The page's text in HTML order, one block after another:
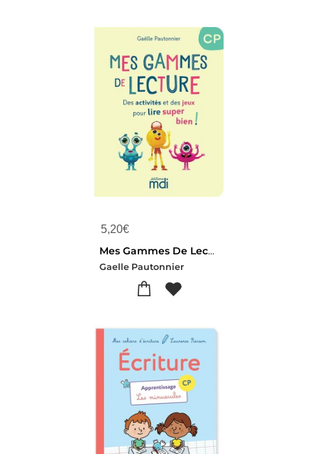
5,20€
Mes Gammes De Lecture : Des Activites Et Des Jeux Pour Lire Super Bien ! : Cp (edition 2023)
Gaelle Pautonnier